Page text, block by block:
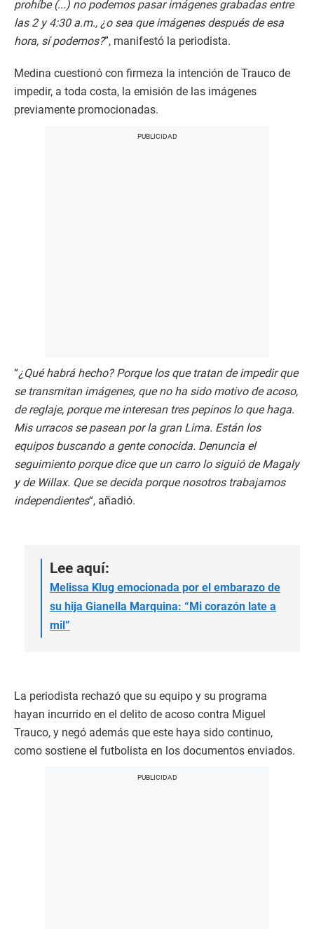
prohíbe (...) no podemos pasar imágenes grabadas entre
las 2 y 4:30 a.m., ¿o sea que imágenes después de esa
hora, sí podemos?”, manifestó la periodista.
Medina cuestionó con firmeza la intención de Trauco de
impedir, a toda costa, la emisión de las imágenes
previamente promocionadas.
“¿Qué habrá hecho? Porque los que tratan de impedir que
se transmitan imágenes, que no ha sido motivo de acoso,
de reglaje, porque me interesan tres pepinos lo que haga.
Mis urracos se pasean por la gran Lima. Están los
equipos buscando a gente conocida. Denuncia el
seguimiento porque dice que un carro lo siguió de Magaly
y de Willax. Que se decida porque nosotros trabajamos
independientes“, añadió.
Lee aquí:
Melissa Klug emocionada por el embarazo de
su hija Gianella Marquina: “Mi corazón late a
mil”
La periodista rechazó que su equipo y su programa
hayan incurrido en el delito de acoso contra Miguel
Trauco, y negó además que este haya sido continuo,
como sostiene el futbolista en los documentos enviados.